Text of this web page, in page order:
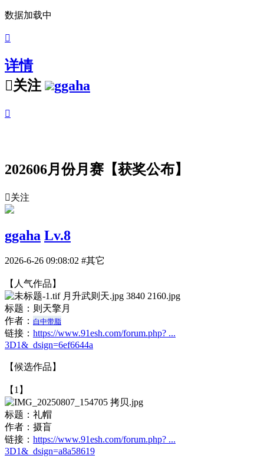
数据加载中

详情
关注 ggaha

202606月份月赛【获奖公布】
关注
ggaha Lv.8
2026-6-26 09:08:02 #其它
【人气作品】
标题： 则天擎月
作者： 白中带脂
链接： https://www.91esh.com/forum.php? ...
3D1&_dsign=6ef6644a
【候选作品】
【1】
标题： 礼帽
作者： 摄盲
链接： https://www.91esh.com/forum.php? ...
3D1&_dsign=a8a58619